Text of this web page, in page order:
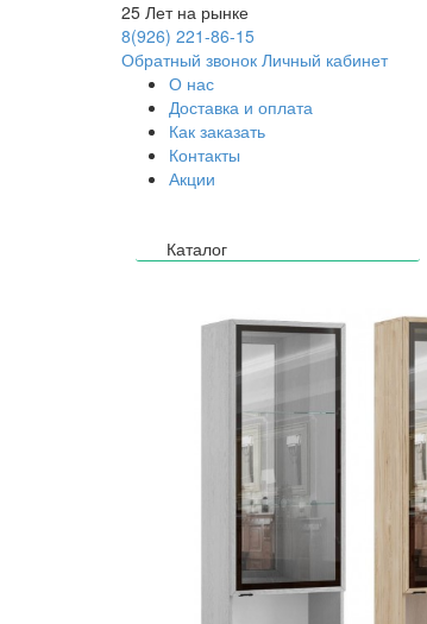
25 Лет на рынке
8(926) 221-86-15
Обратный звонок Личный кабинет
О нас
Доставка и оплата
Как заказать
Контакты
Акции
Каталог